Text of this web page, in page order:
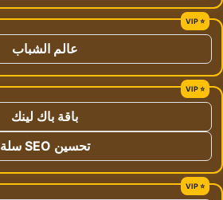
عالم الشباب
باقة باك لينك
تحسين SEO سلة